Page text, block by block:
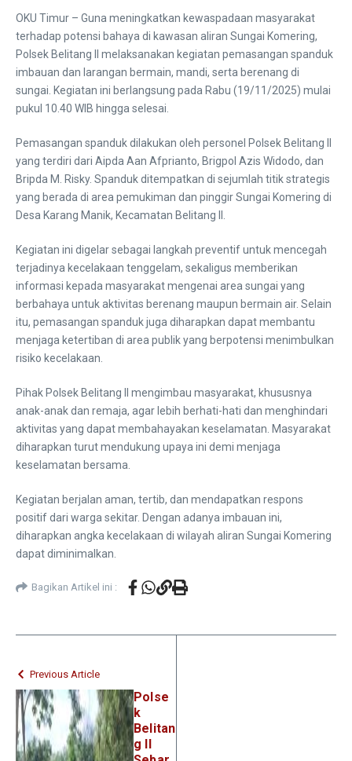
OKU Timur – Guna meningkatkan kewaspadaan masyarakat
terhadap potensi bahaya di kawasan aliran Sungai Komering,
Polsek Belitang II melaksanakan kegiatan pemasangan spanduk
imbauan dan larangan bermain, mandi, serta berenang di
sungai. Kegiatan ini berlangsung pada Rabu (19/11/2025) mulai
pukul 10.40 WIB hingga selesai.
Pemasangan spanduk dilakukan oleh personel Polsek Belitang II
yang terdiri dari Aipda Aan Afprianto, Brigpol Azis Widodo, dan
Bripda M. Risky. Spanduk ditempatkan di sejumlah titik strategis
yang berada di area pemukiman dan pinggir Sungai Komering di
Desa Karang Manik, Kecamatan Belitang II.
Kegiatan ini digelar sebagai langkah preventif untuk mencegah
terjadinya kecelakaan tenggelam, sekaligus memberikan
informasi kepada masyarakat mengenai area sungai yang
berbahaya untuk aktivitas berenang maupun bermain air. Selain
itu, pemasangan spanduk juga diharapkan dapat membantu
menjaga ketertiban di area publik yang berpotensi menimbulkan
risiko kecelakaan.
Pihak Polsek Belitang II mengimbau masyarakat, khususnya
anak-anak dan remaja, agar lebih berhati-hati dan menghindari
aktivitas yang dapat membahayakan keselamatan. Masyarakat
diharapkan turut mendukung upaya ini demi menjaga
keselamatan bersama.
Kegiatan berjalan aman, tertib, dan mendapatkan respons
positif dari warga sekitar. Dengan adanya imbauan ini,
diharapkan angka kecelakaan di wilayah aliran Sungai Komering
dapat diminimalkan.
Bagikan Artikel ini :
Previous Article
Polse
k
Belitan
g II